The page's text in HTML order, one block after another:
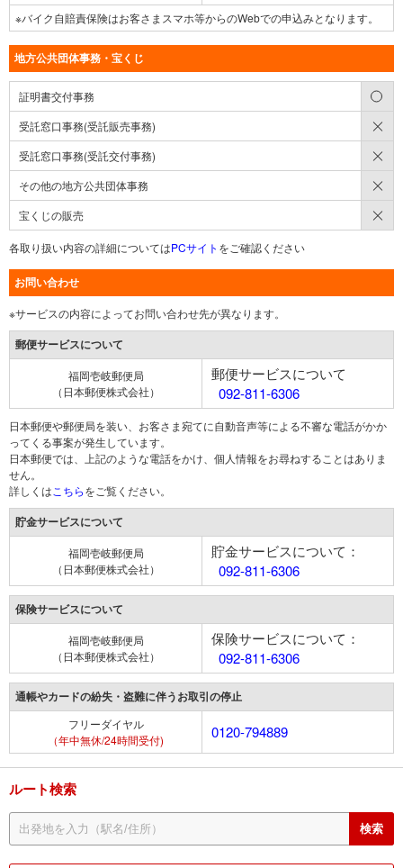
※バイク自賠責保険はお客さまスマホ等からのWebでの申込みとなります。
地方公共団体事務・宝くじ
証明書交付事務
受託窓口事務(受託販売事務)
受託窓口事務(受託交付事務)
その他の地方公共団体事務
宝くじの販売
各取り扱い内容の詳細についてはPCサイト をご確認ください
お問い合わせ
※サービスの内容によってお問い合わせ先が異なります。
郵便サービスについて
福岡壱岐郵便局
（日本郵便株式会社）
郵便サービスについて
092-811-6306
日本郵便や郵便局を装い、お客さま宛てに自動音声等による不審な電話がかか
ってくる事案が発生しています。
日本郵便では、上記のような電話をかけ、個人情報をお尋ねすることはありま
せん。
詳しくは こちらをご覧ください。
貯金サービスについて
福岡壱岐郵便局
（日本郵便株式会社）
貯金サービスについて：
092-811-6306
保険サービスについて
福岡壱岐郵便局
（日本郵便株式会社）
保険サービスについて：
092-811-6306
通帳やカードの紛失・盗難に伴うお取引の停止
フリーダイヤル
（年中無休/24時間受付)
0120-794889
ルート検索